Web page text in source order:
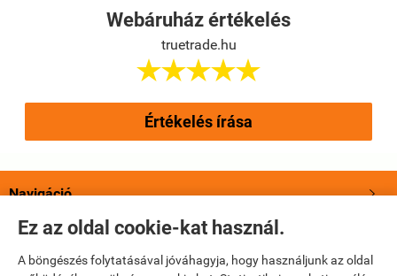
Ez az oldal cookie-kat használ.
A böngészés folytatásával jóváhagyja, hogy használjunk az oldal
Webáruház értékelés
truetrade.hu

Értékelés írása
Navigáció 
Saját fiók